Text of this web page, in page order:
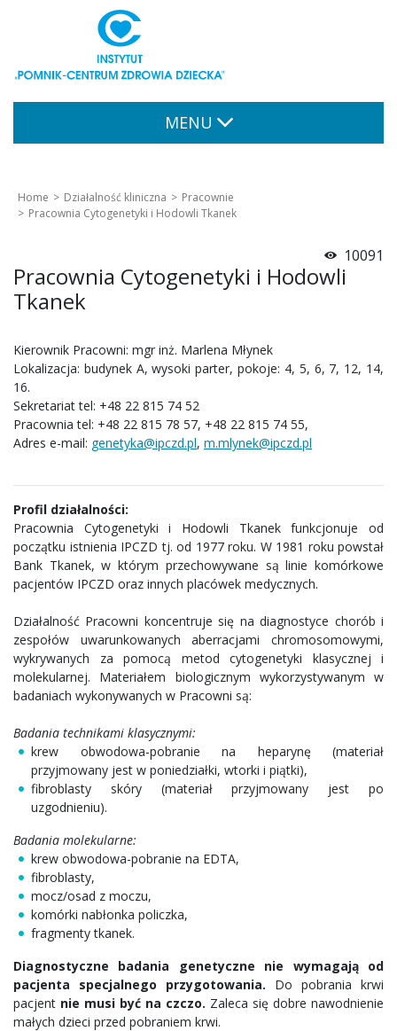
MENU
Home Działalność kliniczna
Pracownie
Pracownia Cytogenetyki i Hodowli Tkanek
10091
Pracownia Cytogenetyki i Hodowli
Tkanek
Kierownik Pracowni: mgr inż. Marlena Młynek
Lokalizacja: budynek A, wysoki parter, pokoje: 4, 5, 6, 7, 12, 14,
16.
Sekretariat tel: +48 22 815 74 52
Pracownia tel: +48 22 815 78 57, +48 22 815 74 55,
Adres e-mail: genetyka@ipczd.pl, m.mlynek@ipczd.pl
Profil działalności:
Pracownia Cytogenetyki i Hodowli Tkanek funkcjonuje od
początku istnienia IPCZD tj. od 1977 roku. W 1981 roku powstał
Bank Tkanek, w którym przechowywane są linie komórkowe
pacjentów IPCZD oraz innych placówek medycznych.
Działalność Pracowni koncentruje się na diagnostyce chorób i
zespołów uwarunkowanych aberracjami chromosomowymi,
wykrywanych za pomocą metod cytogenetyki klasycznej i
molekularnej. Materiałem biologicznym wykorzystywanym w
badaniach wykonywanych w Pracowni są:
Badania technikami klasycznymi:
krew obwodowa-pobranie na heparynę (materiał
przyjmowany jest w poniedziałki, wtorki i piątki),
fibroblasty skóry (materiał przyjmowany jest po
uzgodnieniu).
Badania molekularne:
krew obwodowa-pobranie na EDTA,
fibroblasty,
mocz/osad z moczu,
komórki nabłonka policzka,
fragmenty tkanek.
Diagnostyczne badania genetyczne nie wymagają od
pacjenta specjalnego przygotowania. Do pobrania krwi
pacjent nie musi być na czczo. Zaleca się dobre nawodnienie
małych dzieci przed pobraniem krwi.